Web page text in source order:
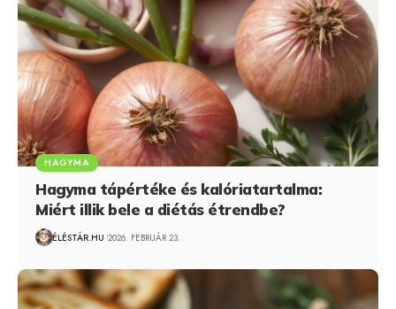
HAGYMA
Hagyma tápértéke és kalóriatartalma:
Miért illik bele a diétás étrendbe?
ÉLÉSTÁR.HU 2026. FEBRUÁR 23.